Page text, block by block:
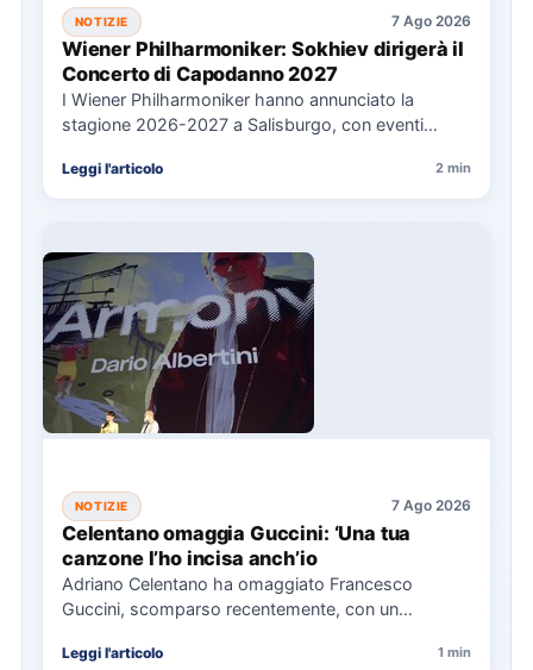
NOTIZIE 7 Ago 2026
Wiener Philharmoniker: Sokhiev dirigerà il
Concerto di Capodanno 2027
I Wiener Philharmoniker hanno annunciato la
stagione 2026-2027 a Salisburgo, con eventi
Leggi l'articolo 2 min
NOTIZIE 7 Ago 2026
Celentano omaggia Guccini: ‘Una tua
canzone l’ho incisa anch’io
Adriano Celentano ha omaggiato Francesco
Guccini, scomparso recentemente, con un
"Vite" che…
Leggi l'articolo 1 min